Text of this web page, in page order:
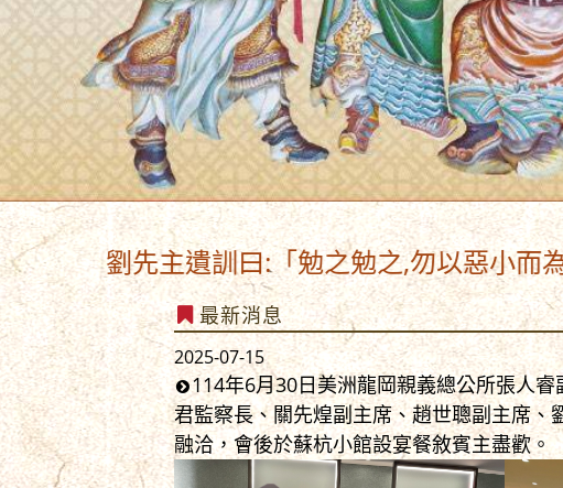
劉先主遺訓曰:「勉之勉之,勿以惡小而為之,勿
最新消息
2025-07-15
114年6月30日美洲龍岡親義總公所張人
君監察長、關先煌副主席、趙世聰副主席
融洽，會後於蘇杭小館設宴餐敘賓主盡歡。